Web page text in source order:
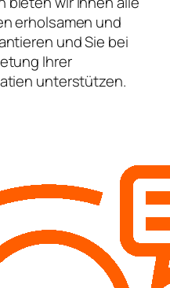
erholsamen und
und Sie bei
Ihrer
unterstützen.